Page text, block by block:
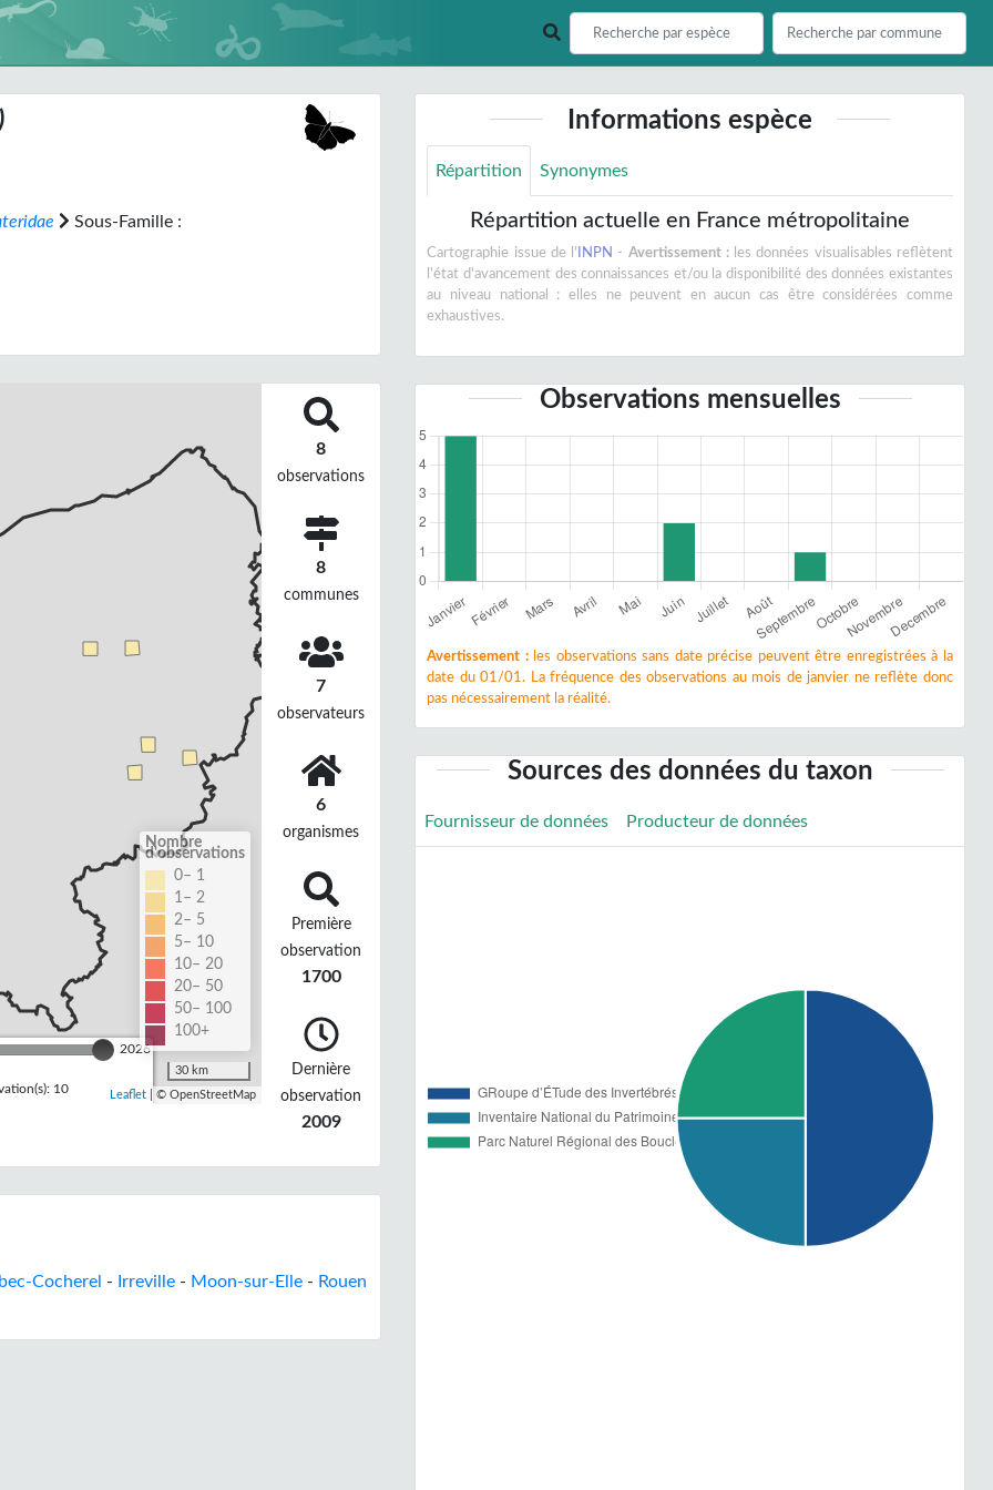
Sous-Famille :
2026
10
Nombre
d'observations
0– 1
1– 2
2– 5
5– 10
10– 20
20– 50
50– 100
100+
30 km
Leaflet| © OpenStreetMap
8
observations
8
communes
7
observateurs
6
organismes
Première
observation
1700
Dernière
observation
2009
Cocherel - Irreville - Moon-sur-Elle - Rouen
Informations espèce
Répartition Synonymes
Répartition actuelle en France métropolitaine
Cartographie issue de l' INPN - Avertissement :les données visualisables reflètent
l'état d'avancement des connaissances et/ou la disponibilité des données existantes
au niveau national : elles ne peuvent en aucun cas être considérées comme
exhaustives.
Observations mensuelles
Avertissement :les observations sans date précise peuvent être enregistrées à la
date du 01/01. La fréquence des observations au mois de janvier ne reflète donc
pas nécessairement la réalité.
Sources des données du taxon
Fournisseur de données Producteur de données